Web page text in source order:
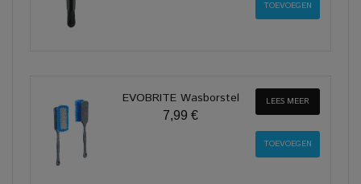
EVOBRITE Wasborstel
7,99 €
LEES MEER